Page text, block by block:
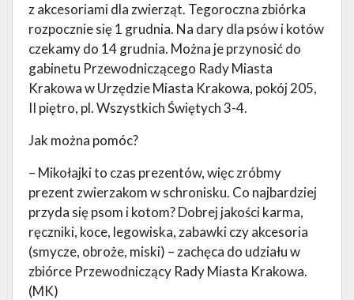
z akcesoriami dla zwierząt. Tegoroczna zbiórka
rozpocznie się 1 grudnia. Na dary dla psów i kotów
czekamy do 14 grudnia. Można je przynosić do
gabinetu Przewodniczącego Rady Miasta
Krakowa w Urzędzie Miasta Krakowa, pokój 205,
II piętro, pl. Wszystkich Świętych 3-4.
Jak można pomóc?
– Mikołajki to czas prezentów, więc zróbmy
prezent zwierzakom w schronisku. Co najbardziej
przyda się psom i kotom? Dobrej jakości karma,
ręczniki, koce, legowiska, zabawki czy akcesoria
(smycze, obroże, miski) – zachęca do udziału w
zbiórce Przewodniczący Rady Miasta Krakowa.
(MK)